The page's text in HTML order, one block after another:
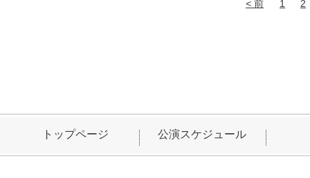
前 1 2
トップページ 公演スケジュール